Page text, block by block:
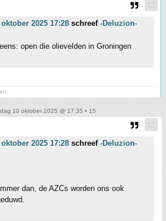
2025 17:28 schreef -Deluzion-
open die olievelden in Groningen
10 oktober 2025 @ 17:35 • 15
2025 17:28 schreef -Deluzion-
dan, de AZCs worden ons ook